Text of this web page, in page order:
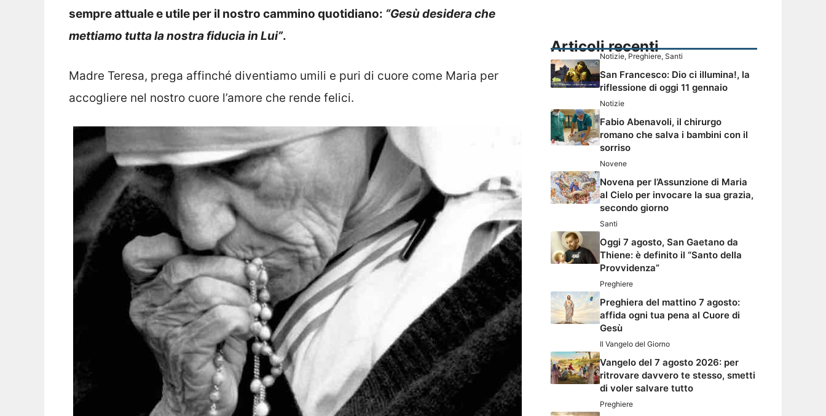
sempre attuale e utile per il nostro cammino quotidiano: “Gesù desidera che
mettiamo tutta la nostra fiducia in Lui”.
Madre Teresa, prega affinché diventiamo umili e puri di cuore come Maria per
accogliere nel nostro cuore l’amore che rende felici.
Articoli recenti
Notizie, Preghiere, Santi
San Francesco: Dio ci illumina!, la
riflessione di oggi 11 gennaio
Notizie
Fabio Abenavoli, il chirurgo
romano che salva i bambini con il
sorriso
Novene
Novena per l’Assunzione di Maria
al Cielo per invocare la sua grazia,
secondo giorno
Santi
Oggi 7 agosto, San Gaetano da
Thiene: è definito il “Santo della
Provvidenza”
Preghiere
Preghiera del mattino 7 agosto:
affida ogni tua pena al Cuore di
Gesù
Il Vangelo del Giorno
Vangelo del 7 agosto 2026: per
ritrovare davvero te stesso, smetti
di voler salvare tutto
Preghiere